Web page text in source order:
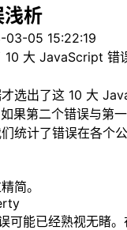
析
03-05 15:22:19
大 JavaScript
选出了这 10 大
果第二个错误与第
统计了错误在各个
简。
能已经熟视无睹